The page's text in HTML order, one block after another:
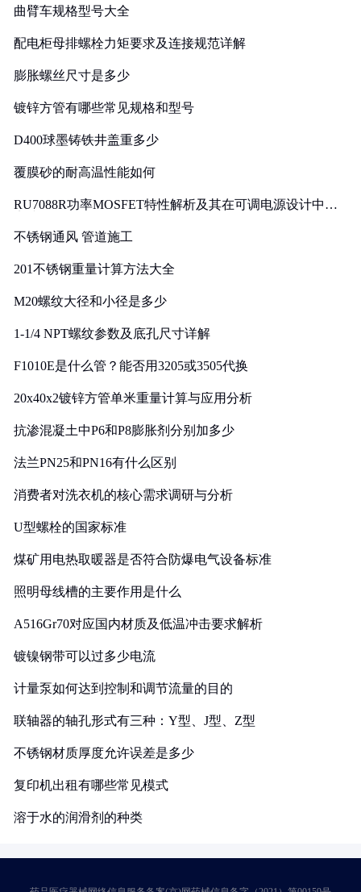
曲臂车规格型号大全
配电柜母排螺栓力矩要求及连接规范详解
膨胀螺丝尺寸是多少
镀锌方管有哪些常见规格和型号
D400球墨铸铁井盖重多少
覆膜砂的耐高温性能如何
RU7088R功率MOSFET特性解析及其在可调电源设计中的
不锈钢通风 管道施工
201不锈钢重量计算方法大全
M20螺纹大径和小径是多少
1-1/4 NPT螺纹参数及底孔尺寸详解
F1010E是什么管？能否用3205或3505代换
20x40x2镀锌方管单米重量计算与应用分析
抗渗混凝土中P6和P8膨胀剂分别加多少
法兰PN25和PN16有什么区别
消费者对洗衣机的核心需求调研与分析
U型螺栓的国家标准
煤矿用电热取暖器是否符合防爆电气设备标准
照明母线槽的主要作用是什么
A516Gr70对应国内材质及低温冲击要求解析
镀镍钢带可以过多少电流
计量泵如何达到控制和调节流量的目的
联轴器的轴孔形式有三种：Y型、J型、Z型
不锈钢材质厚度允许误差是多少
复印机出租有哪些常见模式
溶于水的润滑剂的种类